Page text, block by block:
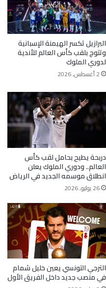
البرازيل تكسر الهيمنة الإسبانية
وتتوج بلقب كأس العالم للأندية
لدوري الملوك
2 أغسطس, 2026
دربحة يطيح بحامل لقب كأس
العالم.. ودوري الملوك يعلن
انطلاق موسمه الجديد في الرياض
26 يوليو, 2026
الترجي التونسي يعين خليل شمام
في منصب جديد داخل الفريق الأول